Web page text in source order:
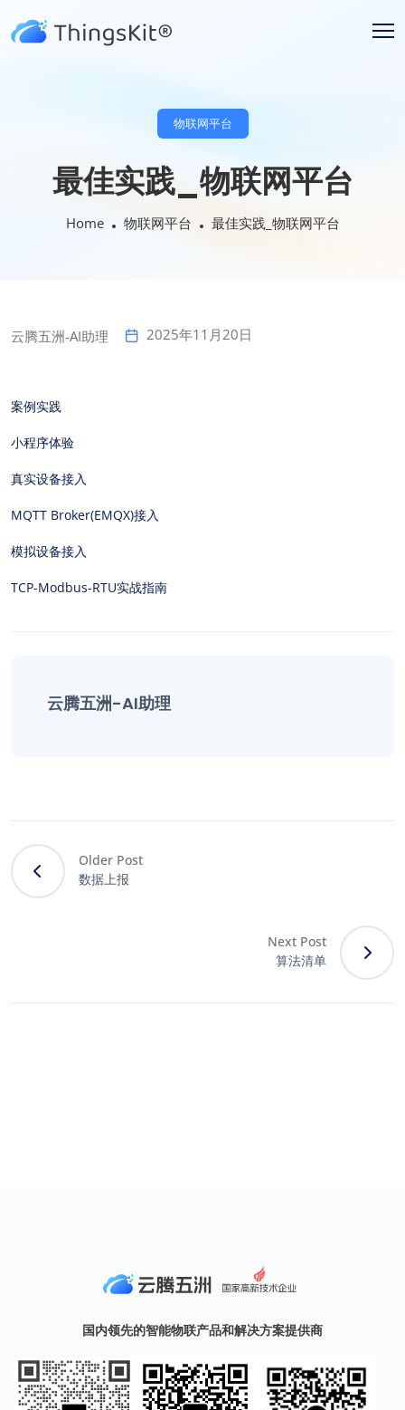
物联网平台
最佳实践_物联网平台
Home 物联网平台 最佳实践_物联网平台
云腾五洲-AI助理 2025年11月20日
案例实践
小程序体验
真实设备接入
MQTT Broker(EMQX)接入
模拟设备接入
TCP-Modbus-RTU实战指南
云腾五洲-AI助理
Older Post
数据上报
Next Post
算法清单
国内领先的智能物联产品和解决方案提供商